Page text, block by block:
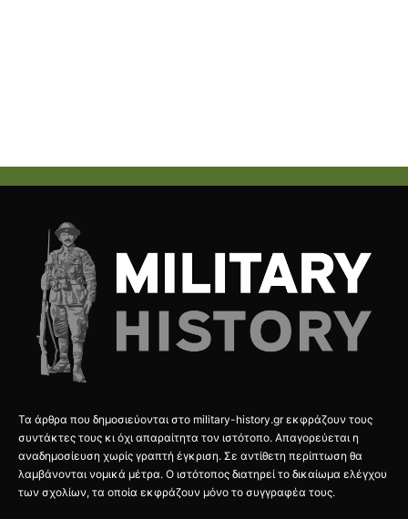
Τα άρθρα που δημοσιεύονται στο military-history.gr εκφράζουν τους
συντάκτες τους κι όχι απαραίτητα τον ιστότοπο. Απαγορεύεται η
αναδημοσίευση χωρίς γραπτή έγκριση. Σε αντίθετη περίπτωση θα
λαμβάνονται νομικά μέτρα. Ο ιστότοπος διατηρεί το δικαίωμα ελέγχου
των σχολίων, τα οποία εκφράζουν μόνο το συγγραφέα τους.